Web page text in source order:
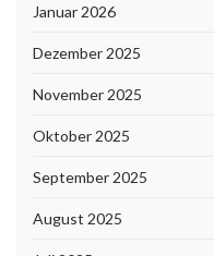
Januar 2026
Dezember 2025
November 2025
Oktober 2025
September 2025
August 2025